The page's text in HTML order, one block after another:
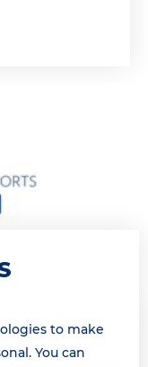
31
to make
You can